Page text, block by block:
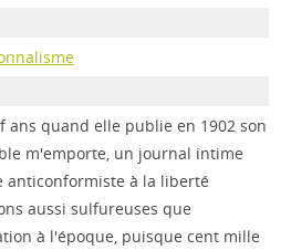
ans quand elle publie en 1902 son
m'emporte, un journal intime
anticonformiste à la liberté
aussi sulfureuses que
à l'époque, puisque cent mille